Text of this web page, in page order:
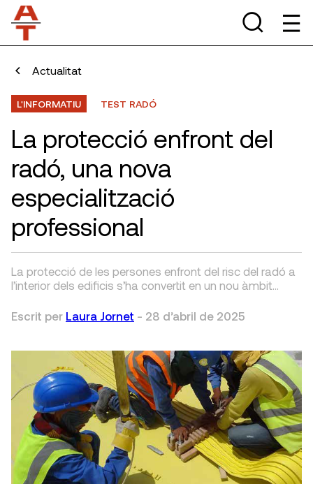
Actualitat
L'INFORMATIU TEST RADÓ
La protecció enfront del
radó, una nova
especialització
professional
La protecció de les persones enfront del risc del radó a
l’interior dels edificis s’ha convertit en un nou àmbit…
Escrit per Laura Jornet - 28 d’abril de 2025